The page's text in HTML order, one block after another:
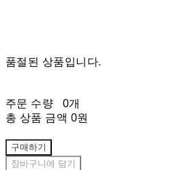
품절된 상품입니다.
주문 수량
0개
총 상품 금액 0원
구매하기
장바구니에 담기